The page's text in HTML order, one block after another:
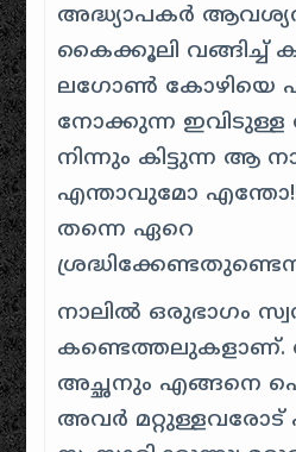
അദ്ധ്യാപകർ
കൈക്കൂലി
ലഗോൺ കോഴിയെ
നോക്കുന്ന ഇവിടുള്ള
നിന്നും കിട്ടുന്ന ആ
എന്താവുമോ എന്തോ!!
തന്നെ ഏറെ
നാലിൽ ഒരുഭാഗം
കണ്ടെത്തലുകളാണ്.
അച്ഛനും എങ്ങനെ
അവർ